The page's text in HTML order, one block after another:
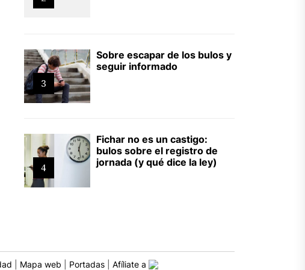
3
Sobre escapar de los bulos y
seguir informado
4
Fichar no es un castigo:
bulos sobre el registro de
jornada (y qué dice la ley)
Mapa web Portadas Afíliate a